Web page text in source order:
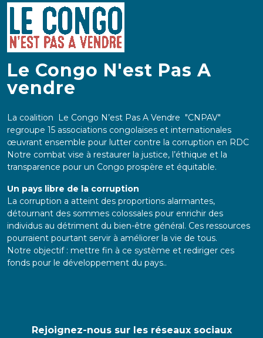
Le Congo N'est Pas A
vendre
La coalition Le Congo N’est Pas A Vendre "CNPAV"
regroupe 15 associations congolaises et internationales
œuvrant ensemble pour lutter contre la corruption en RDC
Notre combat vise à restaurer la justice, l’éthique et la
transparence pour un Congo prospère et équitable.
Un pays libre de la corruption
La corruption a atteint des proportions alarmantes,
détournant des sommes colossales pour enrichir des
individus au détriment du bien-être général. Ces ressources
pourraient pourtant servir à améliorer la vie de tous.
Notre objectif : mettre fin à ce système et rediriger ces
fonds pour le développement du pays..
Rejoignez-nous sur les réseaux sociaux